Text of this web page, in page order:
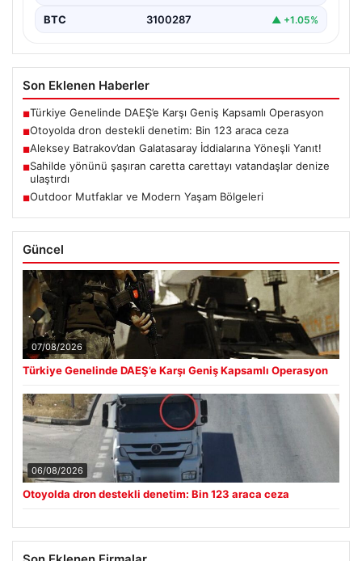
BTC 3100287 ▲ +1.05%
Son Eklenen Haberler
■Türkiye Genelinde DAEŞ’e Karşı Geniş Kapsamlı Operasyon
■Otoyolda dron destekli denetim: Bin 123 araca ceza
■Aleksey Batrakov’dan Galatasaray İddialarına Yöneşli Yanıt!
■Sahilde yönünü şaşıran caretta carettayı vatandaşlar denize
ulaştırdı
■Outdoor Mutfaklar ve Modern Yaşam Bölgeleri
Güncel
07/08/2026
Türkiye Genelinde DAEŞ’e Karşı Geniş Kapsamlı Operasyon
06/08/2026
Otoyolda dron destekli denetim: Bin 123 araca ceza